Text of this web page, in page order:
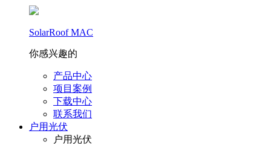
SolarRoof MAC
你感兴趣的
产品中心
项目案例
下载中心
联系我们
户用光伏
户用光伏